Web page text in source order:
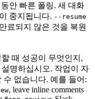
안 빠른 폴링. 새 대화
중지됩니다. --resume
료되지 않은 것을 복원
때 성공이 무엇인지,
명하십시오. 작업이 자
없습니다. 예를 들어:
, leave inline comments